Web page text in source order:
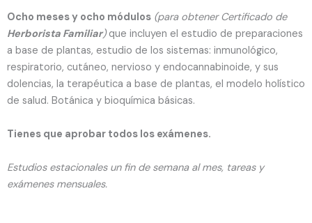
Ocho meses y ocho módulos (para obtener Certificado de
Herborista Familiar)que incluyen el estudio de preparaciones
a base de plantas, estudio de los sistemas: inmunológico,
respiratorio, cutáneo, nervioso y endocannabinoide, y sus
dolencias, la terapéutica a base de plantas, el modelo holístico
de salud. Botánica y bioquímica básicas.
Tienes que aprobar todos los exámenes.
Estudios estacionales un fin de semana al mes, tareas y
exámenes mensuales.